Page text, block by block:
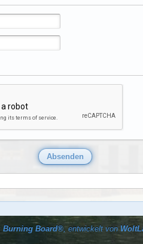
Burning Board®, entwickelt von